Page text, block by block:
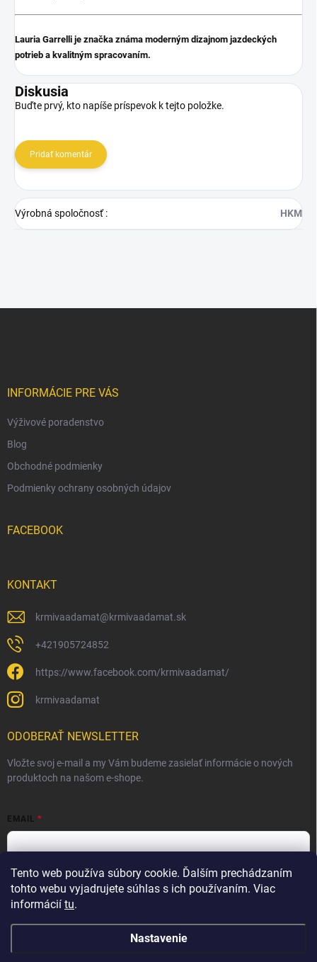
Tento web používa súbory cookie. Ďalším prechádzaním
tohto webu vyjadrujete súhlas s ich používaním. Viac
informácií tu.
Nastavenie
Lauria Garrelli je značka známa moderným dizajnom jazdeckých
potrieb a kvalitným spracovaním.
Diskusia
Buďte prvý, kto napíše príspevok k tejto položke.
Pridať komentár
Výrobná spoločnosť: HKM
INFORMÁCIE PRE VÁS
Výživové poradenstvo
Blog
Obchodné podmienky
Podmienky ochrany osobných údajov
FACEBOOK
KONTAKT
krmivaadamat@krmivaadamat.sk
+421905724852
https://www.facebook.com/krmivaadamat/
krmivaadamat
ODOBERAŤ NEWSLETTER
Vložte svoj e-mail a my Vám budeme zasielať informácie o nových
produktoch na našom e-shope.
EMAIL
Vložením e-mailu súhlasíte spodmienkami ochrany osobných
údajov
Prihlásiť sa